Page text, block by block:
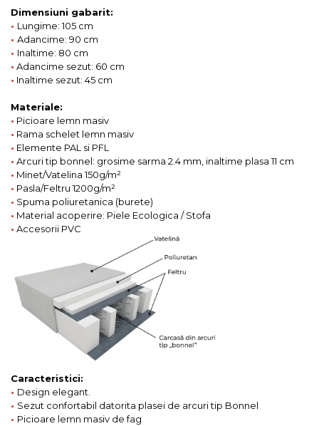
Dimensiuni gabarit:
• Lungime: 105 cm
• Adancime: 90 cm
• Inaltime: 80 cm
• Adancime sezut: 60 cm
• Inaltime sezut: 45 cm
Materiale:
• Picioare lemn masiv
• Rama schelet lemn masiv
• Elemente PAL si PFL
• Arcuri tip bonnel: grosime sarma 2.4 mm, inaltime plasa 11 cm
• Minet/Vatelina 150g/m²
• Pasla/Feltru 1200g/m²
• Spuma poliuretanica (burete)
• Material acoperire: Piele Ecologica / Stofa
• Accesorii PVC
Caracteristici:
• Design elegant.
• Sezut confortabil datorita plasei de arcuri tip Bonnel
• Picioare lemn masiv de fag